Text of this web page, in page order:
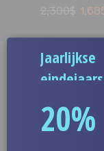
2,300$
VERKOOP
Jaarlijkse